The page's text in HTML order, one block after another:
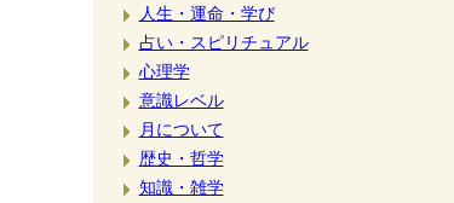
人生・運命・学び
占い・スピリチュアル
心理学
意識レベル
月について
歴史・哲学
知識・雑学